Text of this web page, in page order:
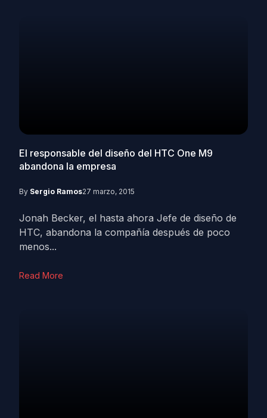
El responsable del diseño del HTC One M9
abandona la empresa
By Sergio Ramos27 marzo, 2015
Jonah Becker, el hasta ahora Jefe de diseño de
HTC, abandona la compañía después de poco
menos...
Read More